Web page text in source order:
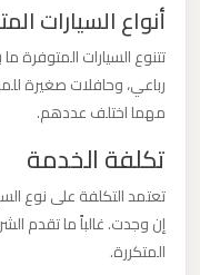
أنواع السيارات
تتنوع السيارات المتوفرة
رباعي، وحافلات صغيرة
مهما اختلف عددهم.
تكلفة الخدمة
تعتمد التكلفة على نوع
إن وجدت. غالباً ما تقدم
المتكررة.
مطار
العرب
الساحل
الشمالي